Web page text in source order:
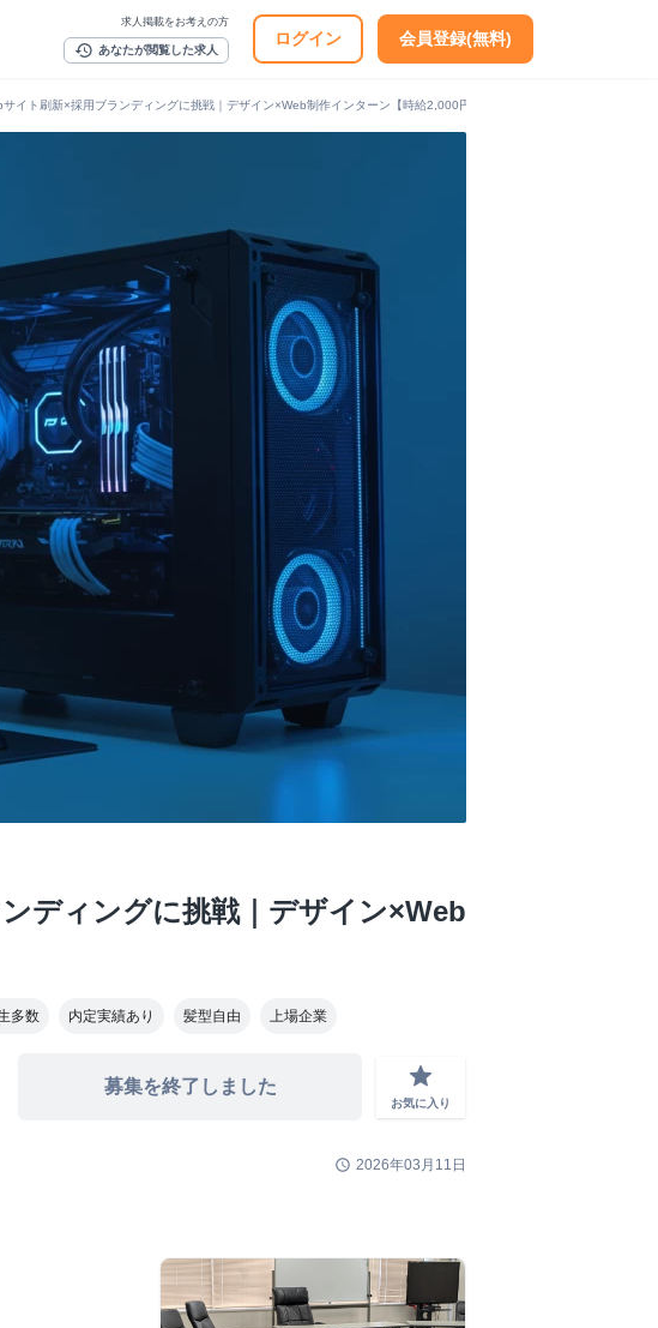
求人掲載をお考えの方
history あなたが閲覧した求人
ログイン 会員登録(無料)
サイト刷新×採用ブランディングに挑戦｜デザイン×Web制作インターン【時給2,000円】
ディングに挑戦｜デザイン×Web
多数 内定実績あり 髪型自由 上場企業
募集を終了しました grade
お気に入り
schedule 2026年03月11日